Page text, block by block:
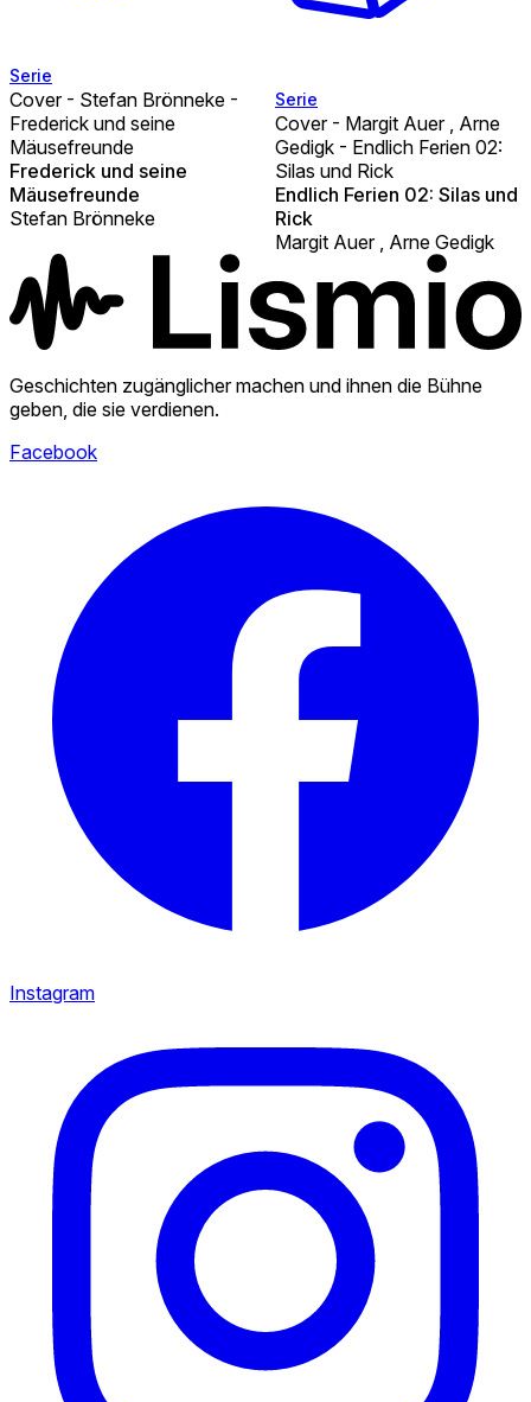
Serie
Cover - Stefan Brönneke -
Frederick und seine
Mäusefreunde
Frederick und seine
Mäusefreunde
Stefan Brönneke
Serie
Cover - Margit Auer , Arne
Gedigk - Endlich Ferien 02:
Silas und Rick
Endlich Ferien 02: Silas und
Rick
Margit Auer , Arne Gedigk
Geschichten zugänglicher machen und ihnen die Bühne
geben, die sie verdienen.
Facebook
Instagram